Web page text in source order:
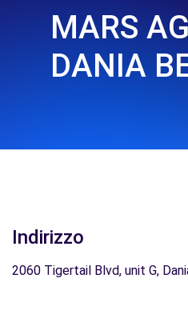
MARS
DANIA
Indirizzo
2060 Tigertail Blvd, unit G,